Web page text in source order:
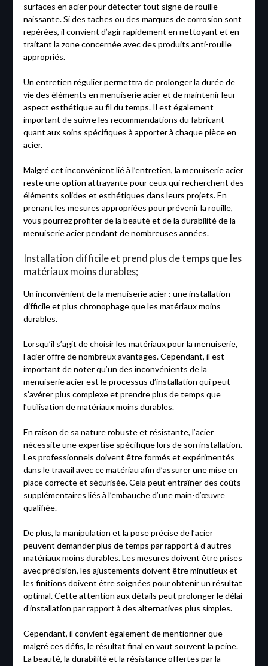
surfaces en acier pour détecter tout signe de rouille
naissante. Si des taches ou des marques de corrosion sont
repérées, il convient d’agir rapidement en nettoyant et en
traitant la zone concernée avec des produits anti-rouille
appropriés.
Un entretien régulier permettra de prolonger la durée de
vie des éléments en menuiserie acier et de maintenir leur
aspect esthétique au fil du temps. Il est également
important de suivre les recommandations du fabricant
quant aux soins spécifiques à apporter à chaque pièce en
acier.
Malgré cet inconvénient lié à l’entretien, la menuiserie acier
reste une option attrayante pour ceux qui recherchent des
éléments solides et esthétiques dans leurs projets. En
prenant les mesures appropriées pour prévenir la rouille,
vous pourrez profiter de la beauté et de la durabilité de la
menuiserie acier pendant de nombreuses années.
Installation difficile et prend plus de temps que les
matériaux moins durables;
Un inconvénient de la menuiserie acier : une installation
difficile et plus chronophage que les matériaux moins
durables.
Lorsqu’il s’agit de choisir les matériaux pour la menuiserie,
l’acier offre de nombreux avantages. Cependant, il est
important de noter qu’un des inconvénients de la
menuiserie acier est le processus d’installation qui peut
s’avérer plus complexe et prendre plus de temps que
l’utilisation de matériaux moins durables.
En raison de sa nature robuste et résistante, l’acier
nécessite une expertise spécifique lors de son installation.
Les professionnels doivent être formés et expérimentés
dans le travail avec ce matériau afin d’assurer une mise en
place correcte et sécurisée. Cela peut entraîner des coûts
supplémentaires liés à l’embauche d’une main-d’œuvre
qualifiée.
De plus, la manipulation et la pose précise de l’acier
peuvent demander plus de temps par rapport à d’autres
matériaux moins durables. Les mesures doivent être prises
avec précision, les ajustements doivent être minutieux et
les finitions doivent être soignées pour obtenir un résultat
optimal. Cette attention aux détails peut prolonger le délai
d’installation par rapport à des alternatives plus simples.
Cependant, il convient également de mentionner que
malgré ces défis, le résultat final en vaut souvent la peine.
La beauté, la durabilité et la résistance offertes par la